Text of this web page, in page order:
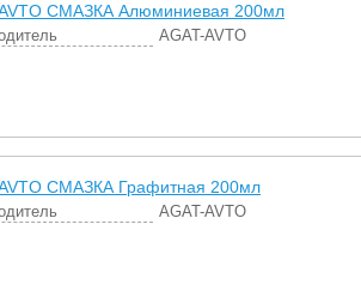
СМАЗКА Алюминиевая 200мл
AGAT-AVTO
СМАЗКА Графитная 200мл
AGAT-AVTO